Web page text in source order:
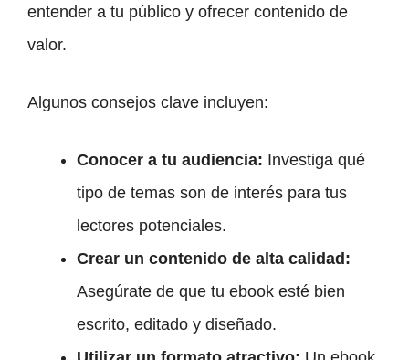
entender a tu público y ofrecer contenido de
valor.
Algunos consejos clave incluyen:
Conocer a tu audiencia: Investiga qué
tipo de temas son de interés para tus
lectores potenciales.
Crear un contenido de alta calidad:
Asegúrate de que tu ebook esté bien
escrito, editado y diseñado.